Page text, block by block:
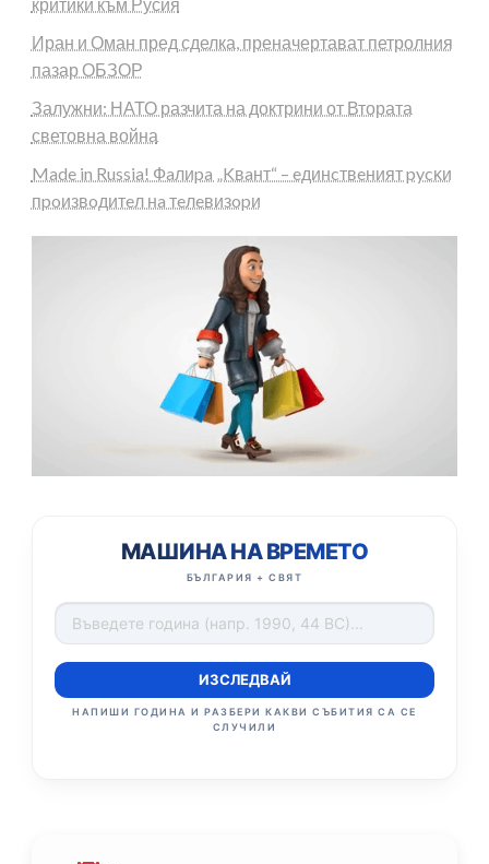
критики към Русия
Иран и Оман пред сделка, преначертават петролния
пазар ОБЗОР
Залужни: НАТО разчита на доктрини от Втората
световна война
Made in Russia! Фaлиpa „Kвaнт“ – eдинcтвeният pycĸи
пpoизвoдитeл нa тeлeвизopи
МАШИНА НА ВРЕМЕТО
БЪЛГАРИЯ + СВЯТ
ИЗСЛЕДВАЙ
НАПИШИ ГОДИНА И РАЗБЕРИ КАКВИ СЪБИТИЯ СА СЕ
СЛУЧИЛИ